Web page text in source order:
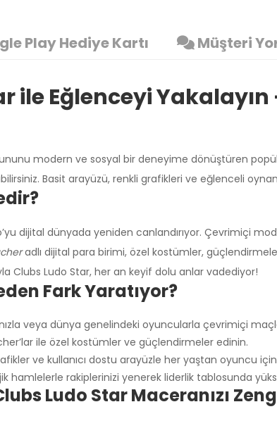
Play Hediye Kartı Müşteri
ile Eğlenceyi Yakalayın
modern ve sosyal bir deneyime dönüştüren
Basit arayüzü, renkli grafikleri ve eğlenceli
dijital dünyada yeniden canlandırıyor. Çevrimiçi
adlı dijital para birimi, özel kostümler,
Clubs Ludo Star, her an keyif dolu anlar vadediyor!
Fark Yaratıyor?
veya dünya genelindeki oyuncularla çevrimiçi
ile özel kostümler ve güçlendirmeler edinin.
ve kullanıcı dostu arayüzle her yaştan oyuncu
hamlelerle rakiplerinizi yenerek liderlik tablosunda
Ludo Star Maceranızı
Üzgünüm!